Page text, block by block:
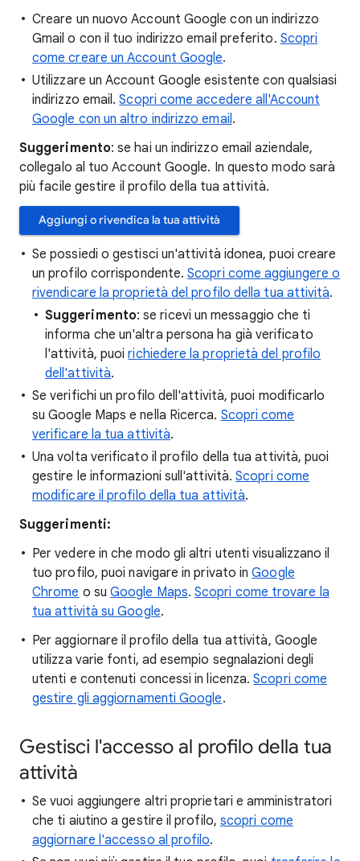
Creare un nuovo Account Google con un indirizzo
Gmail o con il tuo indirizzo email preferito. Scopri
come creare un Account Google.
Utilizzare un Account Google esistente con qualsiasi
indirizzo email.Scopri come accedere all'Account
Google con un altro indirizzo email.
Suggerimento: se hai un indirizzo email aziendale,
collegalo al tuo Account Google. In questo modo sarà
più facile gestire il profilo della tua attività.
Aggiungi o rivendica la tua attività
Se possiedi o gestisci un'attività idonea, puoi creare
un profilo corrispondente.Scopri come aggiungere o
rivendicare la proprietà del profilo della tua attività.
Suggerimento: se ricevi un messaggio che ti
informa che un'altra persona ha già verificato
l'attività, puoirichiedere la proprietà del profilo
dell'attività.
Se verifichi un profilo dell'attività, puoi modificarlo
su Google Maps e nella Ricerca. Scopri come
verificare la tua attività.
Una volta verificato il profilo della tua attività, puoi
gestire le informazioni sull'attività.Scopri come
modificare il profilo della tua attività.
Suggerimenti:
Per vedere in che modo gli altri utenti visualizzano il
tuo profilo, puoi navigare in privato inGoogle
Chrome o su Google Maps.Scopri come trovare la
tua attività su Google.
Per aggiornare il profilo della tua attività, Google
utilizza varie fonti, ad esempio segnalazioni degli
utenti e contenuti concessi in licenza.Scopri come
gestire gli aggiornamenti Google.
Gestisci l'accesso al profilo della tua
attività
Se vuoi aggiungere altri proprietari e amministratori
che ti aiutino a gestire il profilo, scopri come
aggiornare l'accesso al profilo.